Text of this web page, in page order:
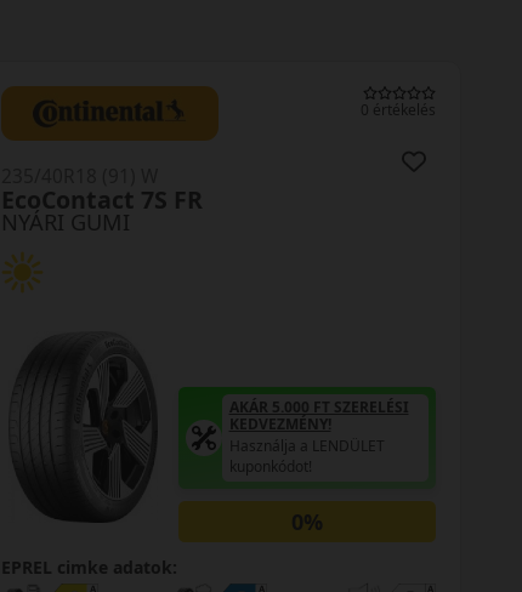
0 értékelés
NYÁRI GUMI
ZE320 Ziex XL MFS
AKÁR 5.000 FT SZERELÉSI
KEDVEZMÉNY!
Használja a LENDÜLET
kuponkódot!
0%
EPREL cimke adatok: